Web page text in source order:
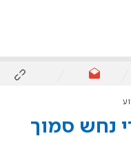
ידי נחש סמוך